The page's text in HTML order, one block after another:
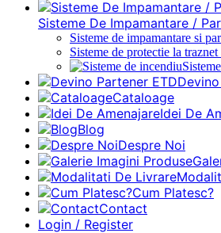
Sisteme De Impamantare /
Sisteme de impamantare si
Sisteme de protectie la
Cataloage
Idei De
Blog
Despre Noi
Cum Platesc?
Contact
Login / Register